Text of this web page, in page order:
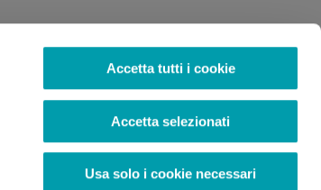
Accetta tutti i cookie
Accetta selezionati
Usa solo i cookie necessari